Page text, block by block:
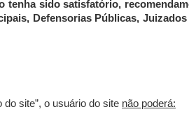
sido satisfatório,
Defensorias Públicas,
site”, o usuário do site não poderá: